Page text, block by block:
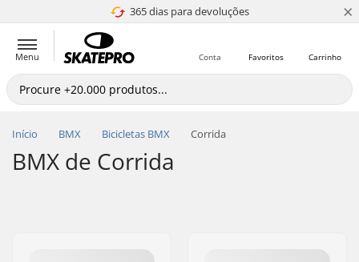
365 dias para devoluções
4.8 de 5 ×
Menu Carrinho
Favoritos
Conta
Início BMX Bicicletas BMX Corrida
BMX de Corrida